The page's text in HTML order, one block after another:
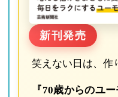
新刊発売
笑えない日は、作
『70歳からのユ